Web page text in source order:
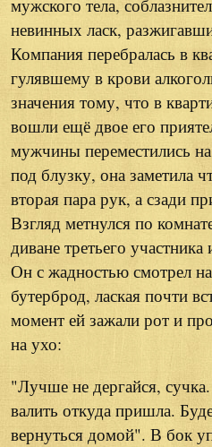
мужского тела,
невинных ласк,
Компания перебралась в
гулявшему в крови
значения тому, что в
вошли ещё двое его
мужчины переместились
под блузку, она заметила
вторая пара рук, а сзади
Взгляд метнулся по
диване третьего
Он с жадностью смотрел
бутерброд, лаская почти
момент ей зажали рот и
на ухо:
"Лучше не дергайся,
валить откуда пришла.
вернуться домой". В бок